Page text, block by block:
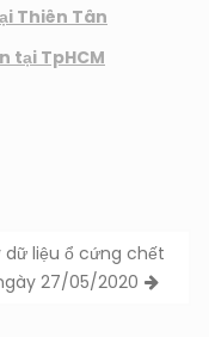
Thiên Tân
tại TpHCM
dữ liệu ổ cứng chết
27/05/2020